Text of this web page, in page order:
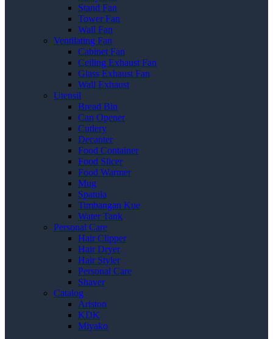
Stand Fan
Tower Fan
Wall Fan
Ventilating Fan
Cabinet Fan
Ceiling Exhaust Fan
Glass Exhaust Fan
Wall Exhaust
Utensil
Bread Bin
Can Opener
Cutlery
Decanter
Food Container
Food Slicer
Food Warmer
Mug
Spatula
Timbangan Kue
Water Tank
Personal Care
Hair Clipper
Hair Dryer
Hair Styler
Personal Care
Shaver
Catalog
Ariston
KDK
Miyako